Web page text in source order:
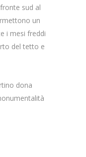
sud al
un
i mesi freddi
del tetto e
dona